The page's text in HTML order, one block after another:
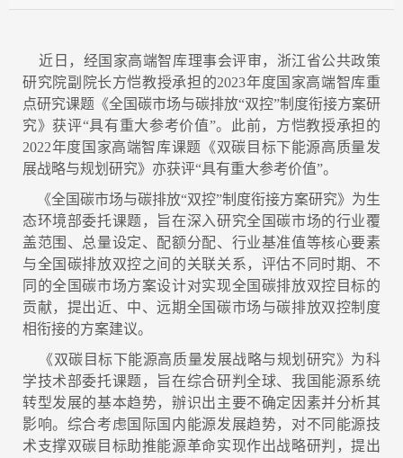
近日，经国家高端智库理事会评审，浙江省公共政策
研究院副院长方恺教授承担的2023年度国家高端智库重
点研究课题《全国碳市场与碳排放“双控”制度衔接方案研
究》获评“具有重大参考价值”。此前，方恺教授承担的
2022年度国家高端智库课题《双碳目标下能源高质量发
展战略与规划研究》亦获评“具有重大参考价值”。
《全国碳市场与碳排放“双控”制度衔接方案研究》为生
态环境部委托课题，旨在深入研究全国碳市场的行业覆
盖范围、总量设定、配额分配、行业基准值等核心要素
与全国碳排放双控之间的关联关系，评估不同时期、不
同的全国碳市场方案设计对实现全国碳排放双控目标的
贡献，提出近、中、远期全国碳市场与碳排放双控制度
相衔接的方案建议。
《双碳目标下能源高质量发展战略与规划研究》为科
学技术部委托课题，旨在综合研判全球、我国能源系统
转型发展的基本趋势，辦识出主要不确定因素并分析其
影响。综合考虑国际国内能源发展趋势，对不同能源技
术支撑双碳目标助推能源革命实现作出战略研判，提出